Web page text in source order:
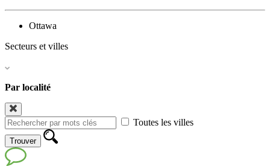
Ottawa
Secteurs et villes
Par localité
Toutes les villes
Trouver